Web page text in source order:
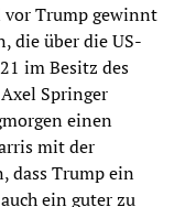
vor Trump gewinnt
die über die US-
im Besitz des
Springer
einen
mit der
dass Trump ein
ein guter zu